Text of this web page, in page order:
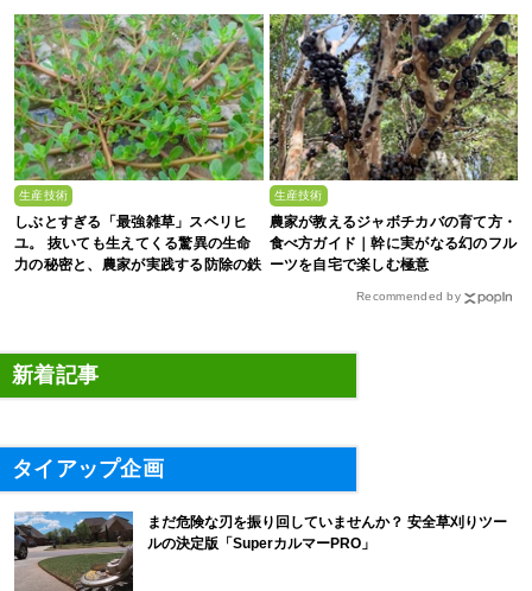
剖
生産技術
しぶとすぎる「最強雑草」スベリヒ
ユ。 抜いても生えてくる驚異の生命
力の秘密と、農家が実践する防除の鉄
生産技術
農家が教えるジャボチカバの育て方・
食べ方ガイド｜幹に実がなる幻のフル
ーツを自宅で楽しむ極意
Recommended by
新着記事
タイアップ企画
まだ危険な刃を振り回していませんか？ 安全草刈りツー
ルの決定版「SuperカルマーPRO」